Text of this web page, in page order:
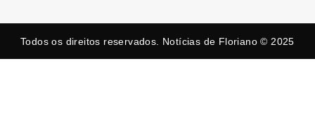
Todos os direitos reservados. Notícias de Floriano © 2025